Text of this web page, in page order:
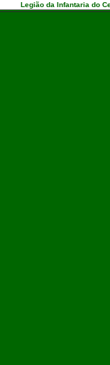
Legião da Infantaria do